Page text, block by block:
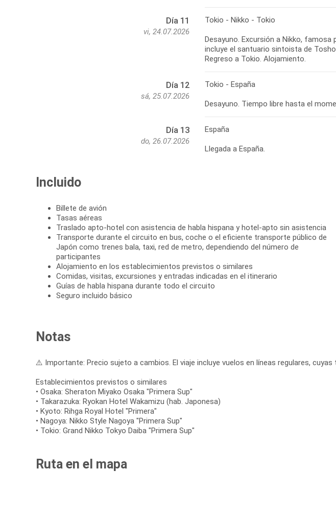
Día 11
vi, 24.07.2026
Tokio - Nikko - Tokio
Desayuno. Excursión a Nikko,
incluye el santuario sintoista de
Regreso a Tokio. Alojamiento.
Día 12
sá, 25.07.2026
Tokio - España
Desayuno. Tiempo libre hasta el
Día 13
do, 26.07.2026
España
Llegada a España.
Incluido
Billete de avión
Tasas aéreas
Traslado apto-hotel con asistencia de habla hispana y hotel-apto sin asistencia
Transporte durante el circuito en bus, coche o el eficiente transporte público de
Japón como trenes bala, taxi, red de metro, dependiendo del número de
participantes
Alojamiento en los establecimientos previstos o similares
Comidas, visitas, excursiones y entradas indicadas en el itinerario
Guías de habla hispana durante todo el circuito
Seguro incluido básico
Notas
⚠️ Importante: Precio sujeto a cambios. El viaje incluye vuelos en líneas regulares,
Establecimientos previstos o similares
• Osaka: Sheraton Miyako Osaka "Primera Sup"
• Takarazuka: Ryokan Hotel Wakamizu (hab. Japonesa)
• Kyoto: Rihga Royal Hotel "Primera"
• Nagoya: Nikko Style Nagoya "Primera Sup"
• Tokio: Grand Nikko Tokyo Daiba "Primera Sup"
Ruta en el mapa